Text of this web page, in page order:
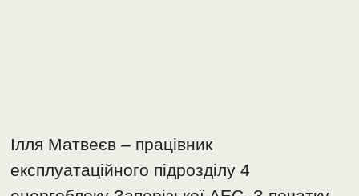
Ілля Матвеєв – працівник
експлуатаційного підрозділу 4